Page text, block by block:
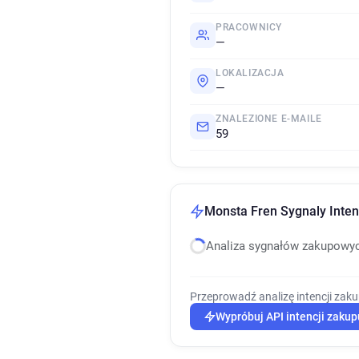
PRACOWNICY
—
LOKALIZACJA
—
ZNALEZIONE E-MAILE
59
Monsta Fren Sygnaly
Analiza sygnałów
Przeprowadź analizę intencji
Wypróbuj API intencji